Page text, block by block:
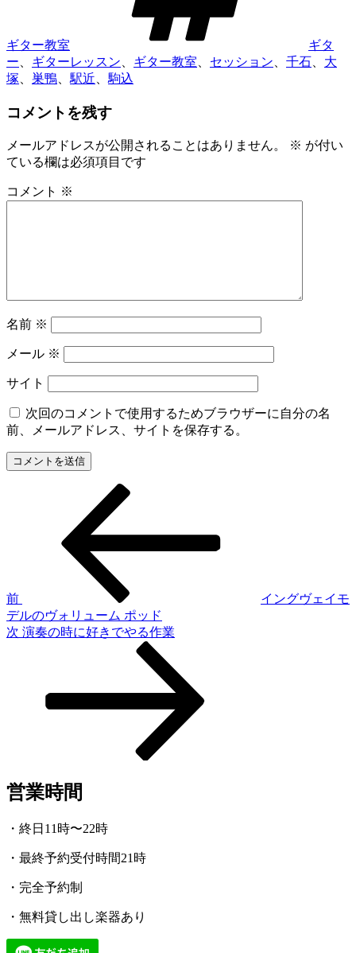
ギター教室
ギタ
ー
ギターレッスン ギター教室 セッション 千石
大
塚
巣鴨 駅近 駒込
コメントを残す
メールアドレスが公開されることはありません。 ※ が付い
ている欄は必須項目です
コメント ※
名前 ※
メール ※
サイト
次回のコメントで使用するためブラウザーに自分の名
前、メールアドレス、サイトを保存する。
ゲ
ー
前
イングヴェイモ
デルのヴォリューム ポッド
次
次 演奏の時に好きでやる作業
営業時間
・終日11時〜22時
・最終予約受付時間21時
・完全予約制
・無料貸し出し楽器あり